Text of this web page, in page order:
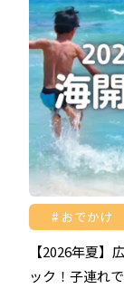
おでかけ
【2026年夏】
ック！子連れ